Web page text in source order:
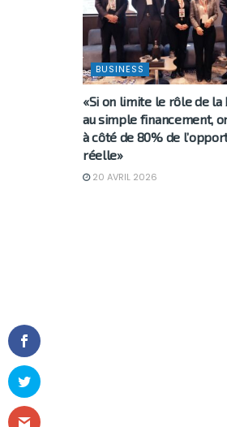
BUSINESS
«Si on limite le rôle de la
au simple financement,
à côté de 80% de
réelle»
20 AVRIL 2026